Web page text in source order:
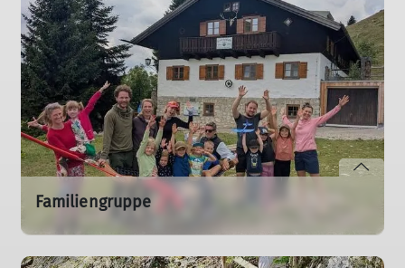
Familiengruppe
Für Familien, die gemeinsam draußen aktiv sein
möchten – mit Ausflügen, Wanderungen und